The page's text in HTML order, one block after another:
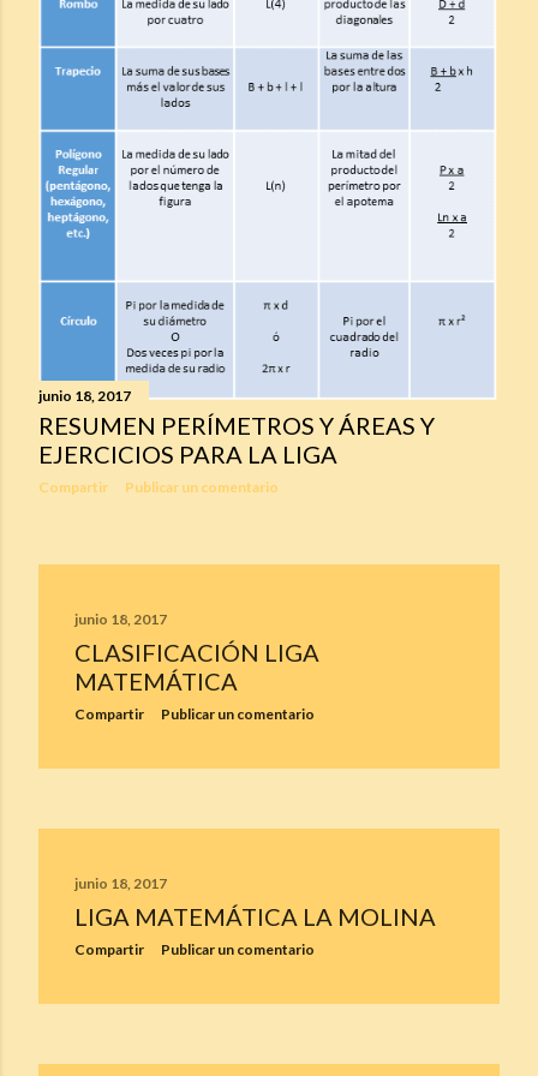
junio 18, 2017
RESUMEN PERÍMETROS Y ÁREAS Y
EJERCICIOS PARA LA LIGA
Compartir Publicar un comentario
junio 18, 2017
CLASIFICACIÓN LIGA
MATEMÁTICA
Compartir Publicar un comentario
junio 18, 2017
LIGA MATEMÁTICA LA MOLINA
Compartir Publicar un comentario